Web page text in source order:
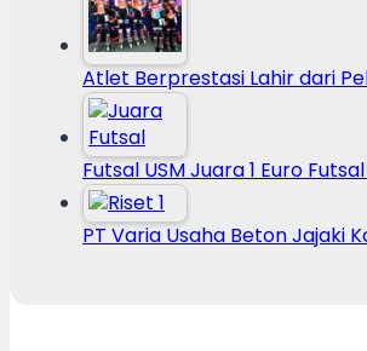
Atlet Berprestasi Lahir dari
Futsal USM Juara 1 Euro
PT Varia Usaha Beton Jajaki